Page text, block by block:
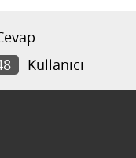
Kullanıcı